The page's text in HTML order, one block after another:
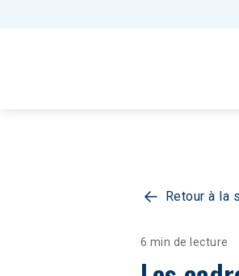
Retour à la
6 min de lecture